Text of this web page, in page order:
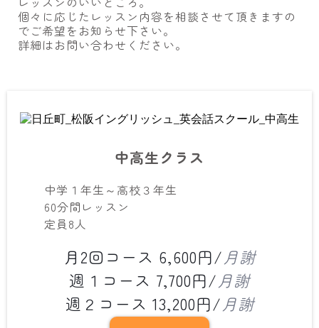
個々に応じたレッスン内容を相談させて頂きますの
でご希望をお知らせ下さい。
詳細はお問い合わせください。
中高生クラス
中学１年生～高校３年生
60分間レッスン
定員8人
月2回コース 6,600円/月謝
週１コース 7,700円/月謝
週２コース 13,200円/月謝